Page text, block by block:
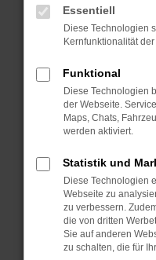
Laden andere
Suchmaschine?
Prüfe deine
Manche
können das
verhindern.
anderen Browser
Fenster?
Starte dein
Das kann
Probleme zu
Stelle sicher,
Betriebssystem
sind.
Essentiell
Diese Technologien
Kernfunktionalität
Funktional
Diese Technologien
der Webseite.
Maps, Chats,
werden aktiviert.
Statistik und
Diese Technologien
Webseite zu
zu verbessern.
die von dritten
Sie auf anderen
zu schalten, die für